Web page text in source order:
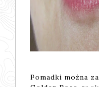
Pomadki można